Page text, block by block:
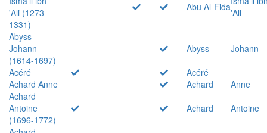
'Ali (1273-
1331)
Abu Al-Fida'Ali
Abyss
Johann
(1614-1697)
Abyss
Johann
Acéré
Acéré
Achard Anne
Achard
Anne
Achard
Antoine
(1696-1772)
Achard
Antoine